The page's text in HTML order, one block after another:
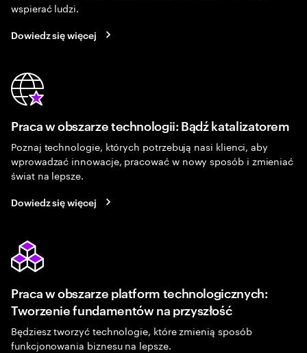
wspierać ludzi.
Dowiedz się więcej
Praca w obszarze technologii: Bądź katalizatorem
Poznaj technologie, których potrzebują nasi klienci, aby
wprowadzać innowacje, pracować w nowy sposób i zmieniać
świat na lepsze.
Dowiedz się więcej
Praca w obszarze platform technologicznych:
Tworzenie fundamentów na przyszłość
Będziesz tworzyć technologie, które zmienią sposób
funkcjonowania biznesu na lepsze.